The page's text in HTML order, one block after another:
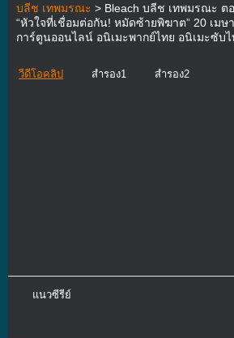
บลีช เทพมรณะ > Bleach บลีช เทพมรณะ ต
“หัวใจที่เชื่อมต่อกัน! หมัดซ้ายพิฆาต” 20 เมษ
การ์ตูนออนไลน์ อนิเมะพากย์ไทย อนิเมะซับไ
วีดีโอคลิป สำรอง1 สำรอง2
แนวซีรีย์